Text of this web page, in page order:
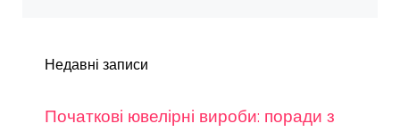
Недавні записи
Початкові ювелірні вироби: поради з